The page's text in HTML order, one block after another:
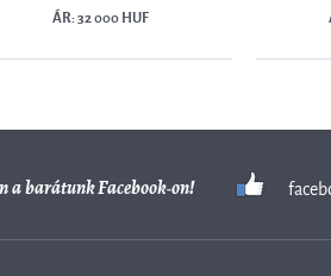
ÁR: 32 000 HUF
a barátunk Facebook-on!